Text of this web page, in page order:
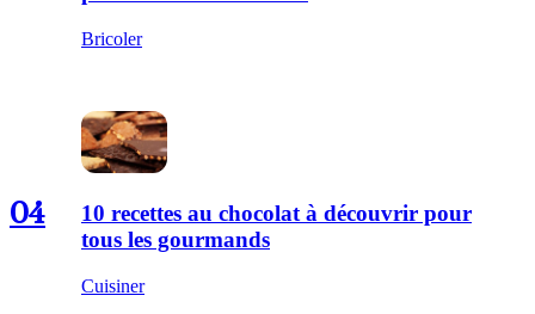
Bricoler
04
10 recettes au chocolat à découvrir pour
tous les gourmands
Cuisiner